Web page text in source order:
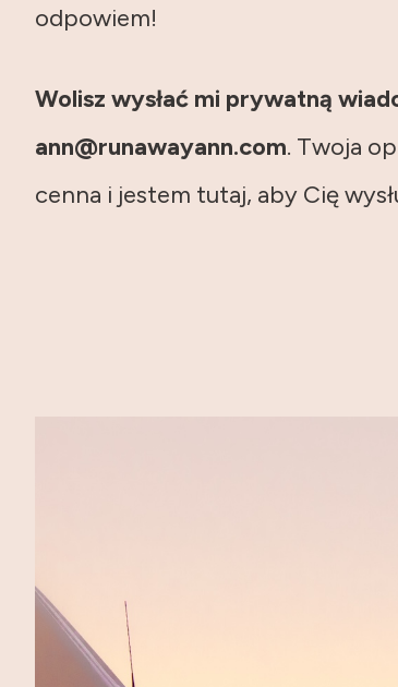
odpowiem!
Wolisz wysłać mi prywatną
ann@runawayann.com. Twoja
cenna i jestem tutaj, aby Cię